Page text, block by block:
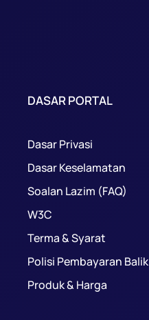
DASAR PORTAL
Dasar Privasi
Dasar Keselamatan
Soalan Lazim (FAQ)
W3C
Terma & Syarat
Polisi Pembayaran Balik
Produk & Harga